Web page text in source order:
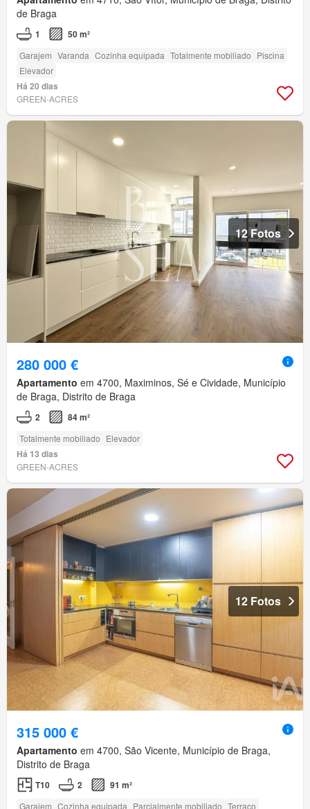
de Braga
1 50 m²
Garajem Varanda Cozinha equipada Totalmente mobiliado Piscina
Elevador
Há 20 dias
GREEN-ACRES
12 Fotos
280 000 €
Apartamento em 4700, Maximinos, Sé e Cividade, Município
de Braga, Distrito de Braga
2 84 m²
Totalmente mobiliado Elevador
Há 13 dias
GREEN-ACRES
12 Fotos
315 000 €
Apartamento em 4700, São Vicente, Município de Braga,
Distrito de Braga
T10 2 91 m²
Garajem Cozinha equipada Parcialmente mobiliado Terraço